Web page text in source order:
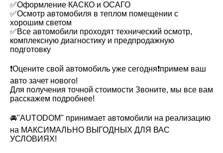
✅Оформление КАСКО и ОСАГО
✅Осмотр автомобиля в теплом помещении с
хорошим светом
✅Все автомобили проходят технический осмотр,
комплексную диагностику и предпродажную
подготовку
❗️Оцените свой автомобиль уже сегодня❗️примем ваш
авто зачет нового!
Для получения точной стоимости Звоните, мы все вам
расскажем подробнее!
🚘"AUTODOM" принимает автомобили на реализацию
на МАКСИМАЛЬНО ВЫГОДНЫХ ДЛЯ ВАС
УСЛОВИЯХ!